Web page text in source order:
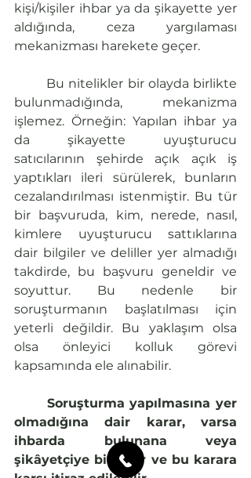
kişi/kişiler ihbar ya da şikayette yer
aldığında, ceza yargılaması
mekanizması harekete geçer.
bulunmadığında, mekanizma
işlemez. Örneğin: Yapılan ihbar ya
da şikayette uyuşturucu
satıcılarının şehirde açık açık iş
yaptıkları ileri sürülerek, bunların
cezalandırılması istenmiştir. Bu tür
bir başvuruda, kim, nerede, nasıl,
kimlere uyuşturucu sattıklarına
dair bilgiler ve deliller yer almadığı
takdirde, bu başvuru geneldir ve
soyuttur. Bu nedenle bir
soruşturmanın başlatılması için
yeterli değildir. Bu yaklaşım olsa
olsa önleyici kolluk görevi
kapsamında ele alınabilir.
olmadığına dair karar, varsa
ihbarda bulunana veya
şikâyetçiye bildirilir ve bu karara